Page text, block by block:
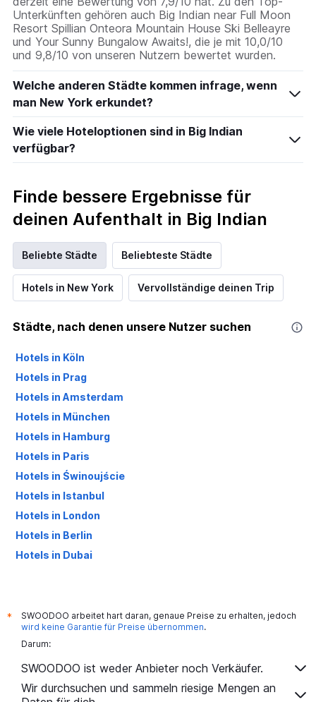
Unterkünften gehören auch Big Indian near Full Moon
Resort Spillian Onteora Mountain House Ski Belleayre
und Your Sunny Bungalow Awaits!, die je mit 10,0/10
und 9,8/10 von unseren Nutzern bewertet wurden.
Welche anderen Städte kommen infrage, wenn
man New York erkundet?
Wie viele Hoteloptionen sind in Big Indian
verfügbar?
Finde bessere Ergebnisse für
deinen Aufenthalt in Big Indian
Beliebte Städte Beliebteste Städte
Hotels in New York Vervollständige deinen Trip
Städte, nach denen unsere Nutzer suchen
Hotels in Köln
Hotels in Prag
Hotels in Amsterdam
Hotels in München
Hotels in Hamburg
Hotels in Paris
Hotels in Świnoujście
Hotels in Istanbul
Hotels in London
Hotels in Berlin
Hotels in Dubai
*
SWOODOO arbeitet hart daran, genaue Preise zu erhalten, jedoch
wird keine Garantie für Preise übernommen.
Darum:
SWOODOO ist weder Anbieter noch Verkäufer.
Wir durchsuchen und sammeln riesige Mengen an